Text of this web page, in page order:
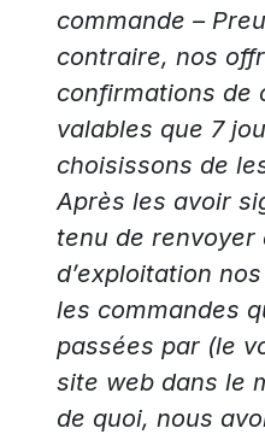
commande –
contraire, nos
confirmations de
valables que 7
choisissons de
Après les avoir
tenu de renvoyer
d’exploitation
les commandes
passées par (le
site web dans le
de quoi, nous